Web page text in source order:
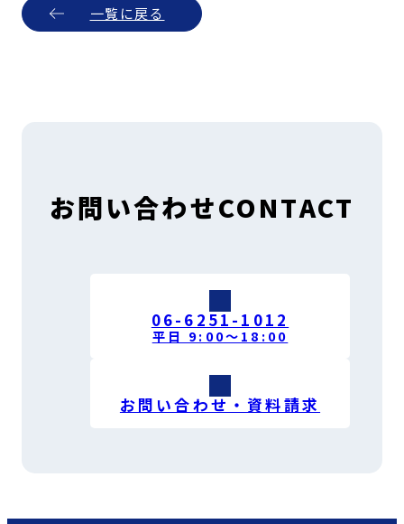
一覧に戻る
お問い合わせCONTACT
06-6251-1012
平日 9:00〜18:00
お問い合わせ・資料請求